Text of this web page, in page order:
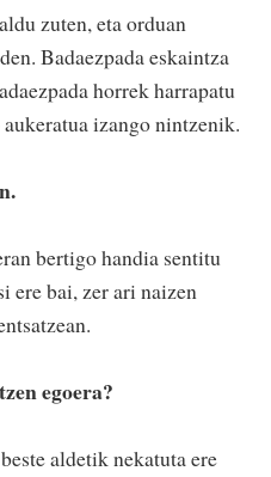
zuten, eta orduan
Badaezpada eskaintza
horrek harrapatu
izango nintzenik.
bertigo handia sentitu
ere bai, zer ari naizen
egoera?
aldetik nekatuta ere